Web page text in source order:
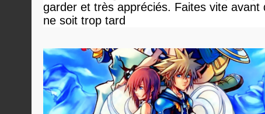
garder et très appréciés. Faites vite avant
ne soit trop tard